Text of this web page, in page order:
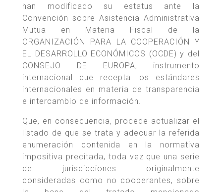
han modificado su estatus ante la
Convención sobre Asistencia Administrativa
Mutua en Materia Fiscal de la
ORGANIZACIÓN PARA LA COOPERACIÓN Y
EL DESARROLLO ECONÓMICOS (OCDE) y del
CONSEJO DE EUROPA, instrumento
internacional que recepta los estándares
internacionales en materia de transparencia
e intercambio de información.
Que, en consecuencia, procede actualizar el
listado de que se trata y adecuar la referida
enumeración contenida en la normativa
impositiva precitada, toda vez que una serie
de jurisdicciones originalmente
consideradas como no cooperantes, sobre